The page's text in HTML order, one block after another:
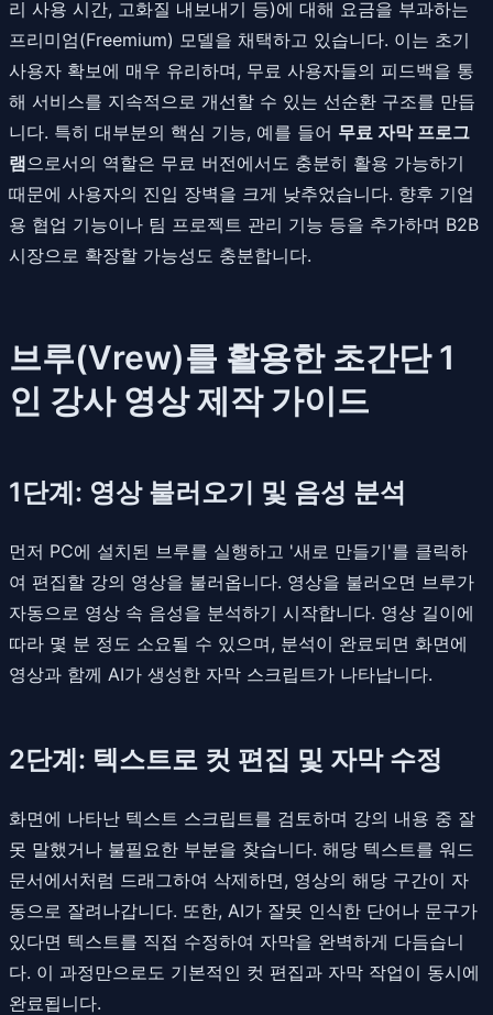
리 사용 시간, 고화질 내보내기 등)에 대해 요금을 부과하는
프리미엄(Freemium) 모델을 채택하고 있습니다. 이는 초기
사용자 확보에 매우 유리하며, 무료 사용자들의 피드백을 통
해 서비스를 지속적으로 개선할 수 있는 선순환 구조를 만듭
니다. 특히 대부분의 핵심 기능, 예를 들어 무료 자막 프로그
램으로서의 역할은 무료 버전에서도 충분히 활용 가능하기
때문에 사용자의 진입 장벽을 크게 낮추었습니다. 향후 기업
용 협업 기능이나 팀 프로젝트 관리 기능 등을 추가하며 B2B
시장으로 확장할 가능성도 충분합니다.
브루(Vrew)를 활용한 초간단 1
인 강사 영상 제작 가이드
1단계: 영상 불러오기 및 음성 분석
먼저 PC에 설치된 브루를 실행하고 '새로 만들기'를 클릭하
여 편집할 강의 영상을 불러옵니다. 영상을 불러오면 브루가
자동으로 영상 속 음성을 분석하기 시작합니다. 영상 길이에
따라 몇 분 정도 소요될 수 있으며, 분석이 완료되면 화면에
영상과 함께 AI가 생성한 자막 스크립트가 나타납니다.
2단계: 텍스트로 컷 편집 및 자막 수정
화면에 나타난 텍스트 스크립트를 검토하며 강의 내용 중 잘
못 말했거나 불필요한 부분을 찾습니다. 해당 텍스트를 워드
문서에서처럼 드래그하여 삭제하면, 영상의 해당 구간이 자
동으로 잘려나갑니다. 또한, AI가 잘못 인식한 단어나 문구가
있다면 텍스트를 직접 수정하여 자막을 완벽하게 다듬습니
다. 이 과정만으로도 기본적인 컷 편집과 자막 작업이 동시에
완료됩니다.